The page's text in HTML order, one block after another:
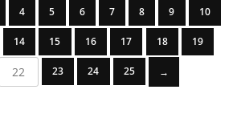
4 5 6 7 8 9 10
14 15 16 17 18 19
22 23 24 25 →